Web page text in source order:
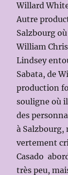
Willard
Autre
Salzbourg
William
Lindsey
Sabata, de
production
souligne où
des
à Salzbourg,
vertement
Casado
très peu,